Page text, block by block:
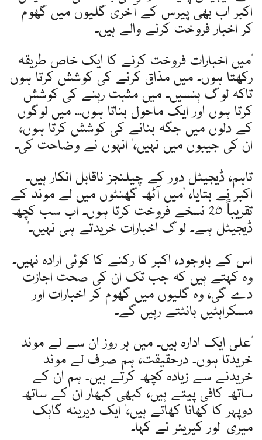
اکبر اب بھی پیرس کے آخری گلیوں میں گھوم
کر اخبار فروخت کرنے والے ہیں۔
"میں اخبارات فروخت کرنے کا ایک خاص طریقہ
رکھتا ہوں۔ میں مذاق کرنے کی کوشش کرتا ہوں
تاکہ لوگ ہنسیں۔ میں مثبت رہنے کی کوشش
کرتا ہوں اور ایک ماحول بناتا ہوں... میں لوگوں
کے دلوں میں جگہ بنانے کی کوشش کرتا ہوں،
ان کی جیبوں میں نہیں،" انہوں نے وضاحت کی۔
تاہم، ڈیجیٹل دور کے چیلنجز ناقابل انکار ہیں۔
اکبر نے بتایا، "میں آٹھ گھنٹوں میں لے موند کے
تقریباً 20 نسخے فروخت کرتا ہوں۔ اب سب کچھ
ڈیجیٹل ہے۔ لوگ اخبارات خریدتے ہی نہیں۔"
اس کے باوجود، اکبر کا رکنے کا کوئی ارادہ نہیں۔
وہ کہتے ہیں کہ جب تک ان کی صحت اجازت
دے گی، وہ گلیوں میں گھوم کر اخبارات اور
مسکراہٹیں بانٹتے رہیں گے۔
"علی ایک ادارہ ہیں۔ میں ہر روز ان سے لے موند
خریدتا ہوں۔ درحقیقت، ہم صرف لے موند
خریدنے سے زیادہ کچھ کرتے ہیں۔ ہم ان کے
ساتھ کافی پیتے ہیں، کبھی کبھار ان کے ساتھ
دوپہر کا کھانا کھاتے ہیں،" ایک دیرینہ گاہک
میری-لور کیریئر نے کہا۔